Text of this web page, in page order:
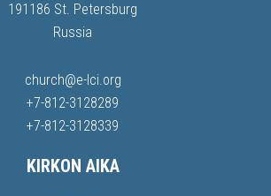
191186 St. Petersburg
Russia
church@e-lci.org
+7-812-3128289
+7-812-3128339
KIRKON AIKA